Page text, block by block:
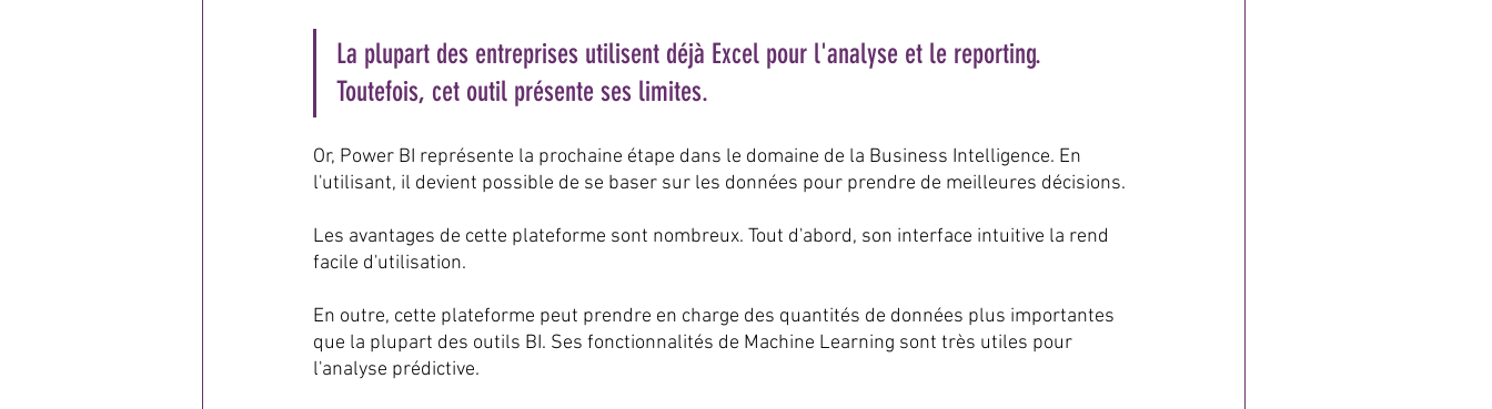
La plupart des entreprises utilisent déjà Excel pour l'analyse et le reporting.
Toutefois, cet outil présente ses limites.
Or, Power BI représente la prochaine étape dans le domaine de la Business Intelligence. En
l'utilisant, il devient possible de se baser sur les données pour prendre de meilleures décisions.
Les avantages de cette plateforme sont nombreux. Tout d'abord, son interface intuitive la rend
facile d'utilisation.
En outre, cette plateforme peut prendre en charge des quantités de données plus importantes
que la plupart des outils BI. Ses fonctionnalités de Machine Learning sont très utiles pour
l'analyse prédictive.